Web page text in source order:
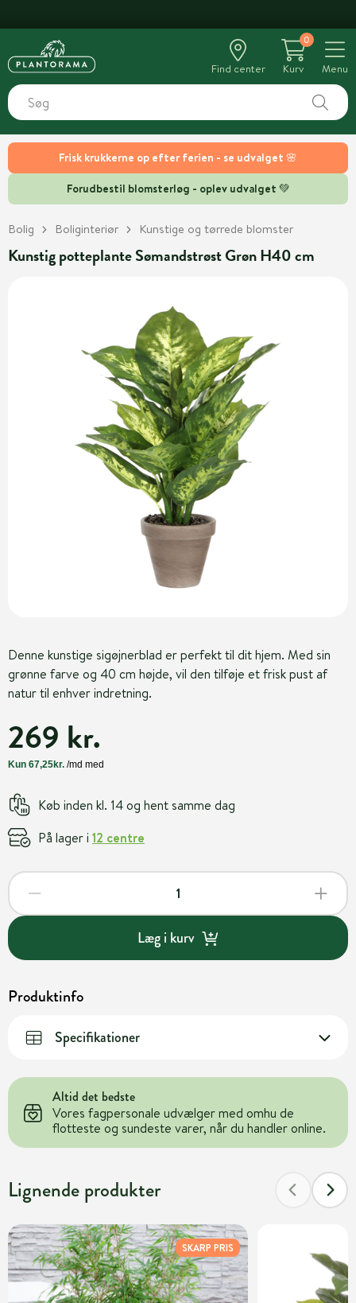
Frisk krukkerne op efter ferien - se udvalget 🌸
Forudbestil blomsterløg - oplev udvalget 💚
Find center
0
Kurv
Menu
Bolig Boliginteriør Kunstige og tørrede blomster
Kunstig potteplante Sømandstrøst Grøn H40 cm
Denne kunstige sigøjnerblad er perfekt til dit hjem. Med sin
grønne farve og 40 cm højde, vil den tilføje et frisk pust af
natur til enhver indretning.
269 kr.
Køb inden kl. 14 og hent samme dag
På lager i 12 centre
Læg i kurv
Produktinfo
Specifikationer
Altid det bedste
Vores fagpersonale udvælger med omhu de
flotteste og sundeste varer, når du handler online.
Lignende produkter
SKARP PRIS